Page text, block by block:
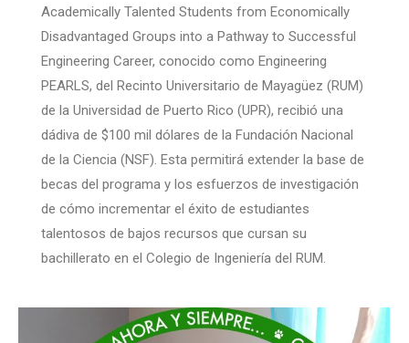
Academically Talented Students from Economically
Disadvantaged Groups into a Pathway to Successful
Engineering Career, conocido como Engineering
PEARLS, del Recinto Universitario de Mayagüez (RUM)
de la Universidad de Puerto Rico (UPR), recibió una
dádiva de $100 mil dólares de la Fundación Nacional
de la Ciencia (NSF). Esta permitirá extender la base de
becas del programa y los esfuerzos de investigación
de cómo incrementar el éxito de estudiantes
talentosos de bajos recursos que cursan su
bachillerato en el Colegio de Ingeniería del RUM.